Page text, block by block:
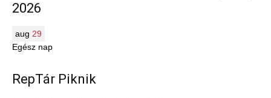
2026
aug 29
Egész nap
RepTár Piknik